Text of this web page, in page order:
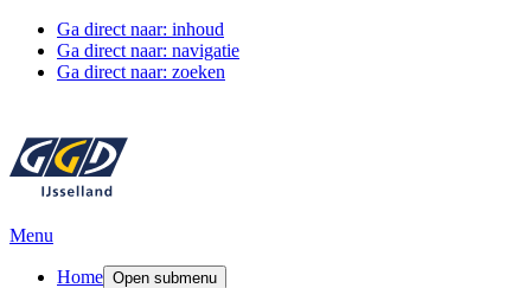
Ga direct naar: inhoud
Ga direct naar: navigatie
Ga direct naar: zoeken
Menu
Home Open submenu